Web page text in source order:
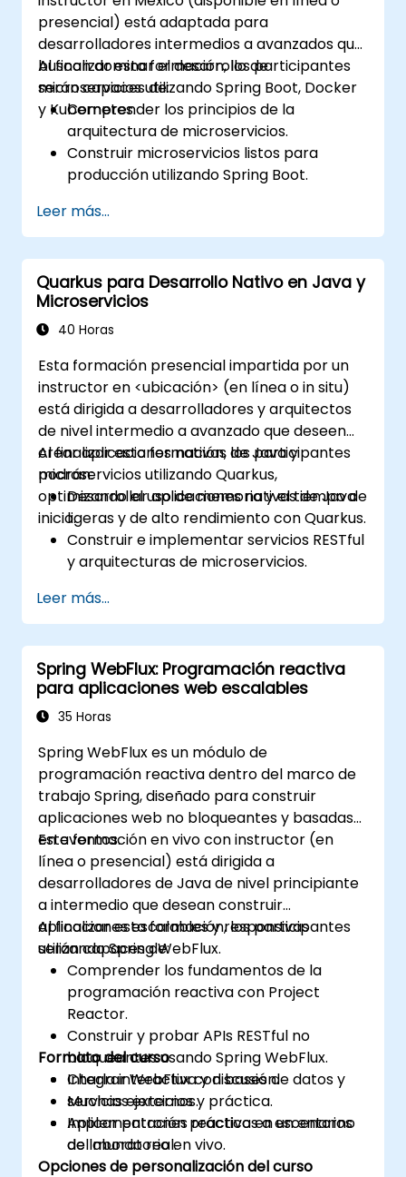
presencial) está adaptada para
desarrolladores intermedios a avanzados que
buscan dominar el desarrollo de
microservicios utilizando Spring Boot, Docker
y Kubernetes.
Al finalizar esta formación, los participantes
serán capaces de:
Comprender los principios de la
arquitectura de microservicios.
Construir microservicios listos para
producción utilizando Spring Boot.
contenedurizado de microservicios.
Configurar clústeres de Kubernetes para
implementar y orquestar microservicios.
Leer más...
Quarkus para Desarrollo Nativo en Java y
Microservicios
40 Horas
Esta formación presencial impartida por un
instructor en <ubicación> (en línea o in situ)
está dirigida a desarrolladores y arquitectos
de nivel intermedio a avanzado que deseen
crear aplicaciones nativas de Java y
microservicios utilizando Quarkus,
optimizando el uso de memoria y el tiempo de
inicio.
Al finalizar esta formación, los participantes
podrán:
Desarrollar aplicaciones nativas de Java
ligeras y de alto rendimiento con Quarkus.
Construir e implementar servicios RESTful
y arquitecturas de microservicios.
nativa y optimizar el inicio y la eficiencia
de memoria.
Empaquetar y contenerar aplicaciones
para entornos Kubernetes y OpenShift.
Leer más...
Spring WebFlux: Programación reactiva
para aplicaciones web escalables
35 Horas
Spring WebFlux es un módulo de
programación reactiva dentro del marco de
trabajo Spring, diseñado para construir
aplicaciones web no bloqueantes y basadas
en eventos.
Esta formación en vivo con instructor (en
línea o presencial) está dirigida a
desarrolladores de Java de nivel principiante
a intermedio que desean construir
aplicaciones escalables y responsivas
utilizando Spring WebFlux.
Al finalizar esta formación, los participantes
serán capaces de:
Comprender los fundamentos de la
programación reactiva con Project
Reactor.
Construir y probar APIs RESTful no
bloqueantes usando Spring WebFlux.
Integrar WebFlux con bases de datos y
servicios externos.
Aplicar patrones reactivos a escenarios
del mundo real.
Formato del curso
Charla interactiva y discusión.
Muchas ejercicios y práctica.
Implementación práctica en un entorno
de laboratorio en vivo.
Opciones de personalización del curso